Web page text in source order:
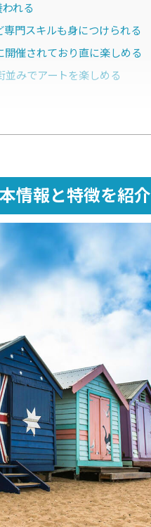
れる
門スキルも身につけられる
催されており直に楽しめる
みでアートを楽しめる
んある
の経験が減る
後のキャリアを紹介
ン留学へご相談ください
た方の体験談
情報と特徴を紹介